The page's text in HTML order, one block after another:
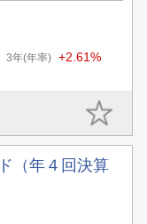
3年(年率) +2.61%
（年４回決算